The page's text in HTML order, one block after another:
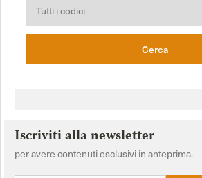
Cerca
Iscriviti alla newsletter
per avere contenuti esclusivi in anteprima.